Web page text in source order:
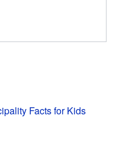
Facts for Kids